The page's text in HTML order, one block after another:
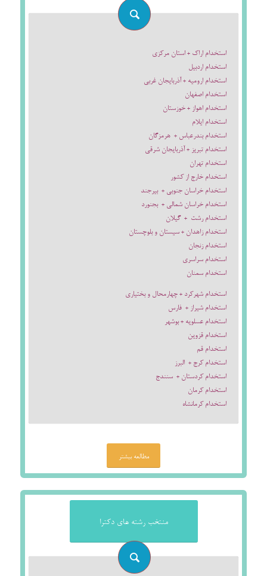
استخدام اراک + استان مرکزی
استخدام اردبیل
استخدام ارومیه + آذربایجان غربی
استخدام اصفهان
استخدام اهواز + خوزستان
استخدام ایلام
استخدام بندرعباس + هرمزگان
استخدام تبریز + آذربایجان شرقی
استخدام تهران
استخدام خارج از کشور
استخدام خراسان جنوبی + بیرجند
استخدام خراسان شمالی + بجنورد
استخدام رشت + گیلان
استخدام زاهدان + سیستان و بلوچستان
استخدام زنجان
استخدام سراسری
استخدام سمنان
استخدام شهرکرد + چهارمحال و بختیاری
استخدام شیراز + فارس
استخدام عسلویه + بوشهر
استخدام قزوین
استخدام قم
استخدام کرج + البرز
استخدام کردستان + سنندج
استخدام کرمان
استخدام کرمانشاه
مطالعه بیشتر
منتخب رشته های دکترا